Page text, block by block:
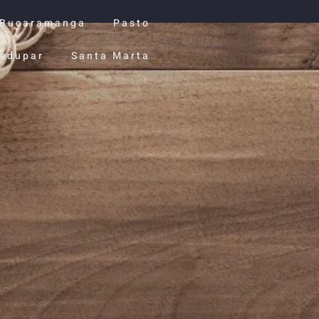
Bucaramanga Pasto
Santa Marta